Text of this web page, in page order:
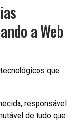
a Web
que
responsável
de tudo que